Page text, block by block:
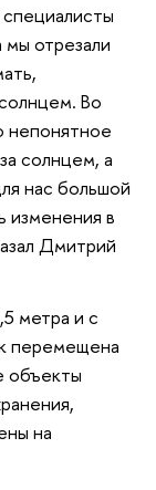
отрезали
Во
непонятное
солнцем, а
нас большой
изменения в
Дмитрий
метра и с
перемещена
объекты
на